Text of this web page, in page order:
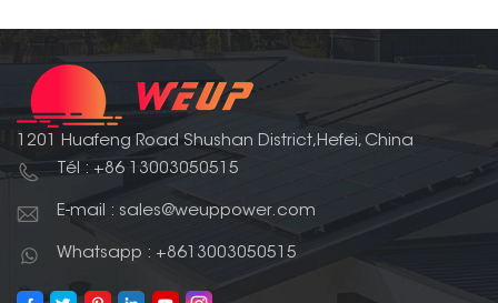
1201 Huafeng Road Shushan District,Hefei, China
Tél : +86 13003050515
E-mail : sales@weuppower.com
Whatsapp : +8613003050515